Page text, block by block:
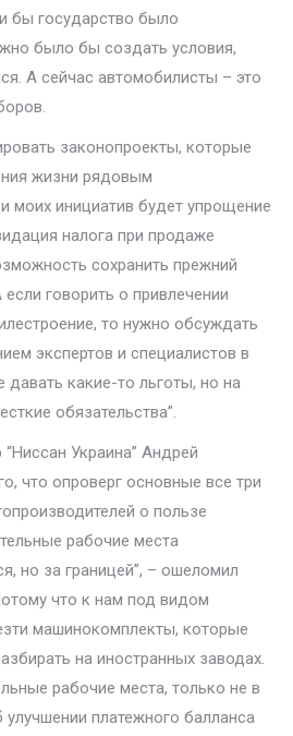
бы государство было
было бы создать условия,
А сейчас автомобилисты – это
законопроекты, которые
жизни рядовым
моих инициатив будет упрощение
налога при продаже
сохранить прежний
говорить о привлечении
то нужно обсуждать
экспертов и специалистов в
давать какие-то льготы, но на
обязательства”.
Украина” Андрей
что опроверг основные все три
о пользе
рабочие места
но за границей”, – ошеломил
что к нам под видом
машинокомплекты, которые
на иностранных заводах.
рабочие места, только не в
улучшении платежного балланса